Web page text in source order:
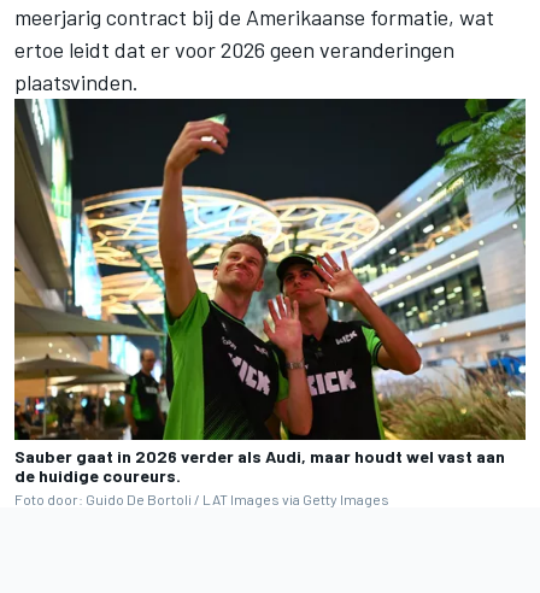
meerjarig contract bij de Amerikaanse formatie, wat
ertoe leidt dat er voor 2026 geen veranderingen
plaatsvinden.
Sauber gaat in 2026 verder als Audi, maar houdt wel vast aan
de huidige coureurs.
Foto door: Guido De Bortoli / LAT Images via Getty Images